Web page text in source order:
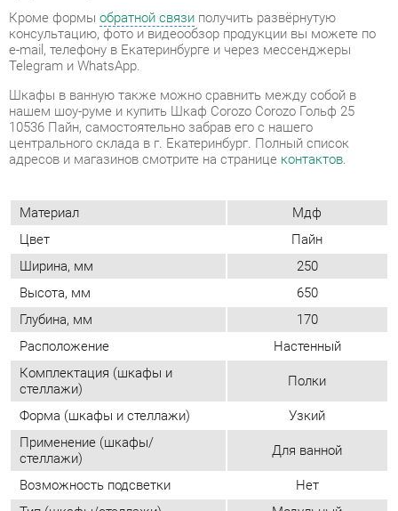
10536 Пайн, самостоятельно забрав его с нашего
центрального склада в г. Екатеринбург. Полный список
адресов и магазинов смотрите на страницеконтактов.
Материал
Мдф
Цвет
Пайн
Ширина, мм
250
Глубина, мм
170
Расположение
Настенный
Комплектация (шкафы и
стеллажи)
Полки
Форма (шкафы и стеллажи)
Узкий
Применение (шкафы/
стеллажи)
Для ванной
Возможность подсветки
Тип (шкафы/стеллажи)
Двери
Распашные
Фасад
Глухой
Количество дверей
Однодверные
Шкаф-купе
Нет